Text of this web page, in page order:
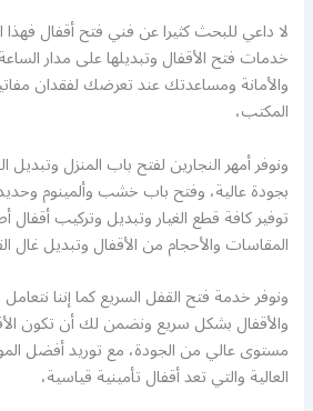
لا داعي للبحث كثيرا عن فني فتح أقفال
خدمات فتح الأقفال وتبديلها على مدار
والأمانة ومساعدتك عند تعرضك لفقدان
المكتب،
ونوفر أمهر النجارين لفتح باب المنزل
بجودة عالية، وفتح باب خشب وألمينوم
توفير كافة قطع الغيار وتبديل وتركيب أقفال
المقاسات والأحجام من الأقفال وتبديل
ونوفر خدمة فتح القفل السريع كما إننا
والأقفال بشكل سريع ونضمن لك أن تكون
مستوى عالي من الجودة، مع توريد أفضل
العالية والتي تعد أقفال تأمينية قياسية،